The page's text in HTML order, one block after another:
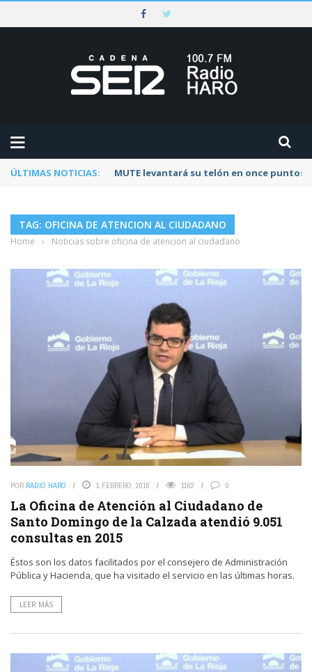
ÚLTIMAS NOTICIAS: Rescatado un ciclista accidentado en un
TAG: OFICINA DE ATENCION AL CIUDADANO
Home › Noticias sobre oficina de atencion al ciudadano
POR RADIO HARO 1 FEBRERO, 2016 1162 0
La Oficina de Atención al Ciudadano de
Santo Domingo de la Calzada atendió 9.051
consultas en 2015
Éstos son los datos facilitados por el consejero de Administración
Pública y Hacienda, que ha visitado el servicio en las últimas horas.
LEER MÁS